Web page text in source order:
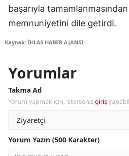
başarıyla tamamlanmasından
memnuniyetini dile getirdi.
Kaynak: İHLAS HABER AJANSI
Yorumlar
Takma Ad
Yorum yapmak için, istersenizgiriş
Yorum Yazın (500 Karakter)